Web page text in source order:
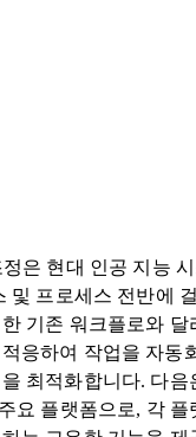
은 현대 인공 지능
및 프로세스 전반에
기존 워크플로와 달
응하여 작업을 자동
최적화합니다. 다
요 플랫폼으로, 각 플